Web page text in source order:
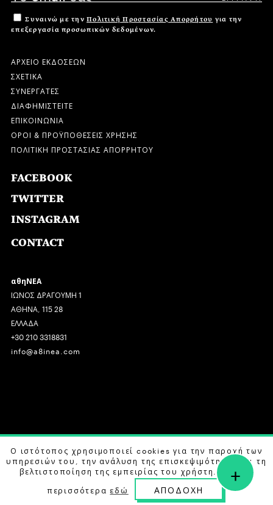
Συναινώ με την Πολιτική Προστασίας Απορρήτου για την
επεξεργασία προσωπικών δεδομένων.
ΑΡΧΕΙΟ ΕΚΔΟΣΕΩΝ
ΣΧΕΤΙΚΑ
ΣΥΝΕΡΓΑΤΕΣ
ΔΙΑΦΗΜΙΣΤΕΙΤΕ
ΕΠΙΚΟΙΝΩΝΙΑ
ΟΡΟΙ & ΠΡΟΫΠΟΘΕΣΕΙΣ ΧΡΗΣΗΣ
ΠΟΛΙΤΙΚΗ ΠΡΟΣΤΑΣΙΑΣ ΑΠΟΡΡΗΤΟΥ
FACEBOOK
TWITTER
INSTAGRAM
CONTACT
αθηΝΕΑ
ΙΩΝΟΣ ΔΡΑΓΟΥΜΗ 1
ΑΘΗΝΑ, 115 28
ΕΛΛΑΔΑ
+30 210 3318831
info@a8inea.com
COPYRIGHT © 2026 αθηΝΕΑ, ALL RIGHTS RESERVED.
DESIGN BY G DESIGN STUDIO. DEVELOPED BYB LABS
Ο ιστότοπος χρησιμοποιεί cookies για την παροχή των
υπηρεσιών του, την ανάλυση της επισκεψιμότητας και τη
βελτιστοποίηση της εμπειρίας του χρήστη. Μάθετε
περισσότεραεδώ ΑΠΟΔΟΧΗ
+